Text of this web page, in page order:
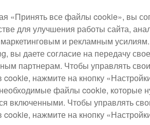
драйверы динамиков могут
бесплатно в течение
Ознакомьтесь с
о сроке действия
стране.
которые
«Принять все файлы cookie», вы
для улучшения работы сайта,
и рекламным
вы даете согласие на передачу
партнерам. Чтобы управлять
нажмите на кнопку
файлы cookie, которые
включенными. Чтобы управлять
нажмите на кнопку